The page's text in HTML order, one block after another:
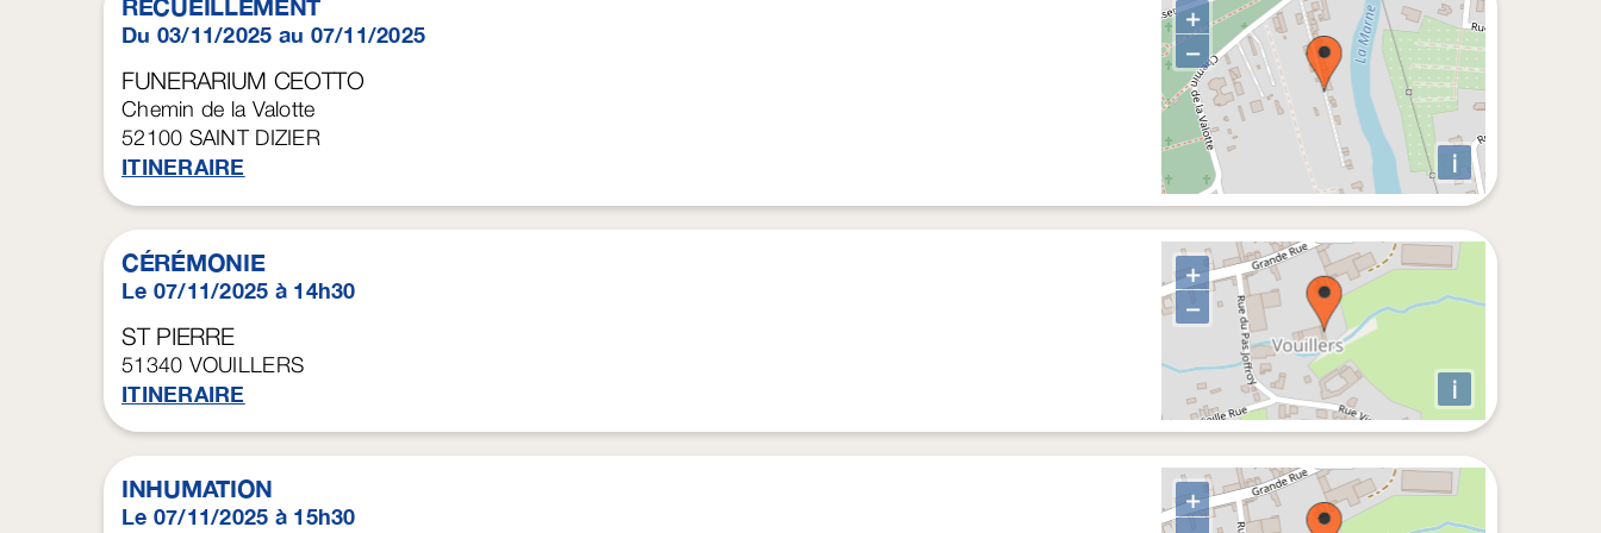
RECUEILLEMENT
Du 03/11/2025 au 07/11/2025
FUNERARIUM CEOTTO
Chemin de la Valotte
52100 SAINT DIZIER
ITINERAIRE
+
−
i
CÉRÉMONIE
Le 07/11/2025 à 14h30
ST PIERRE
51340 VOUILLERS
ITINERAIRE
+
−
i
INHUMATION
Le 07/11/2025 à 15h30
+